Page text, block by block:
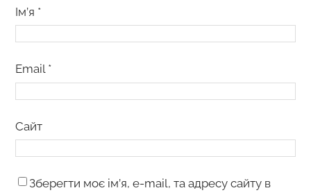
Ім’я *
Email *
Сайт
Зберегти моє ім’я, e-mail, та адресу сайту в